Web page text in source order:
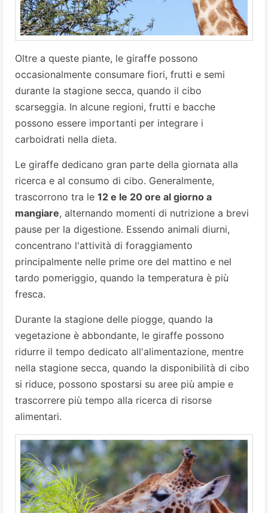
Oltre a queste piante, le giraffe possono
occasionalmente consumare fiori, frutti e semi
durante la stagione secca, quando il cibo
scarseggia. In alcune regioni, frutti e bacche
possono essere importanti per integrare i
carboidrati nella dieta.
Le giraffe dedicano gran parte della giornata alla
ricerca e al consumo di cibo. Generalmente,
trascorrono tra le 12 e le 20 ore al giorno a
mangiare, alternando momenti di nutrizione a brevi
pause per la digestione. Essendo animali diurni,
concentrano l'attività di foraggiamento
principalmente nelle prime ore del mattino e nel
tardo pomeriggio, quando la temperatura è più
fresca.
Durante la stagione delle piogge, quando la
vegetazione è abbondante, le giraffe possono
ridurre il tempo dedicato all'alimentazione, mentre
nella stagione secca, quando la disponibilità di cibo
si riduce, possono spostarsi su aree più ampie e
trascorrere più tempo alla ricerca di risorse
alimentari.